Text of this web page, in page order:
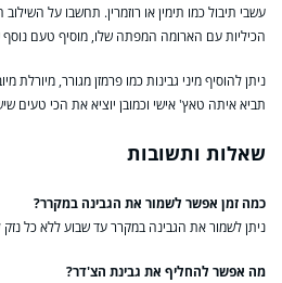
עשבי תיבול כמו תימין או רוזמרין. תחשבו על
הכיליות עם הארומה המפתה שלו, מוסיף טעם
ניתן להוסיף מיני גבינות כמו פרמזן מגורר, מיורלת
תביא איתה טאץ' אישי וכמובן יוציא את הכי טעים
שאלות ותשובות
כמה זמן אפשר לשמור את הגבינה במקרר?
ניתן לשמור את הגבינה במקרר עד שבוע ללא כל
מה אפשר להחליף את גבינת הצ'דר?